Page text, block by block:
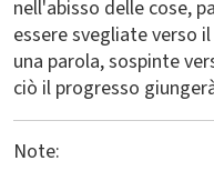
nell'abisso delle cose,
essere svegliate verso
una parola, sospinte
ciò il progresso
Note: